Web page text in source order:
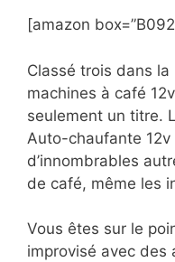
[amazon
Classé trois dans
machines à café
seulement un titre.
Auto-chaufante
d’innombrables
de café, même les
Vous êtes sur le
improvisé avec des